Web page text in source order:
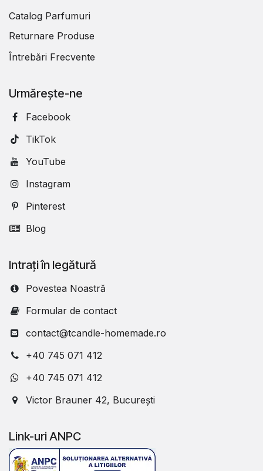
Catalog Parfumuri
Returnare Produse
Întrebări Frecvente
Urmărește-ne
Facebook
TikTok
YouTube
Instagram
Pinterest
Blog
Intrați în legătură
Povestea Noastră
Formular de contact
contact@tcandle-homemade.ro
+40 745 071 412
+40 745 071 412
Victor Brauner 42, București
Link-uri ANPC